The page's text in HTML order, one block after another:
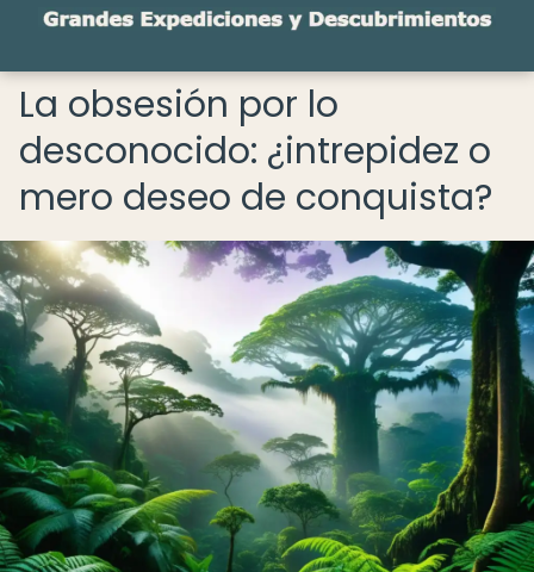
La obsesión por lo
desconocido: ¿intrepidez o
mero deseo de conquista?